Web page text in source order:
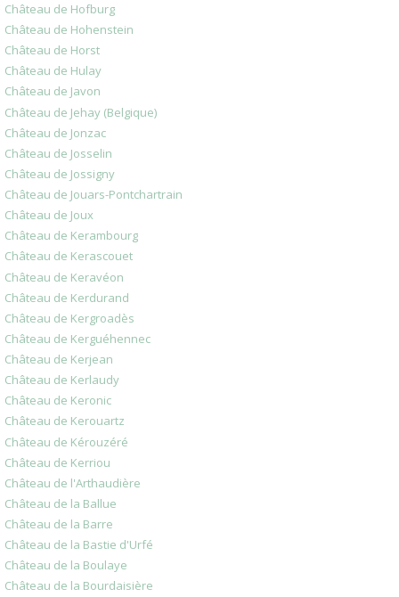
Château de Hofburg
Château de Hohenstein
Château de Horst
Château de Hulay
Château de Javon
Château de Jehay (Belgique)
Château de Jonzac
Château de Josselin
Château de Jossigny
Château de Jouars-Pontchartrain
Château de Joux
Château de Kerambourg
Château de Kerascouet
Château de Keravéon
Château de Kerdurand
Château de Kergroadès
Château de Kerguéhennec
Château de Kerjean
Château de Kerlaudy
Château de Keronic
Château de Kerouartz
Château de Kérouzéré
Château de Kerriou
Château de l'Arthaudière
Château de la Ballue
Château de la Barre
Château de la Bastie d'Urfé
Château de la Boulaye
Château de la Bourdaisière